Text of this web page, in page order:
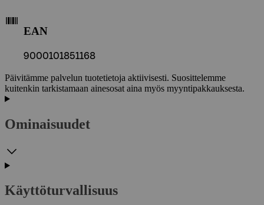
EAN
9000101851168
Päivitämme palvelun tuotetietoja aktiivisesti. Suosittelemme
kuitenkin tarkistamaan ainesosat aina myös myyntipakkauksesta.
Ominaisuudet
Käyttöturvallisuus